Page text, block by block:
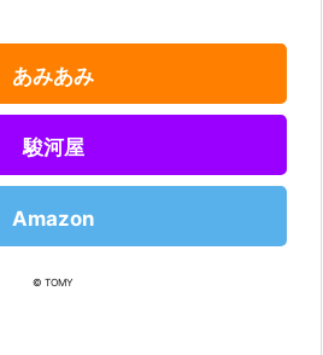
あみあみ
駿河屋
Amazon
© TOMY